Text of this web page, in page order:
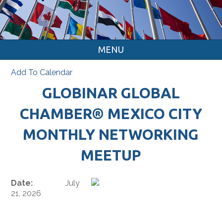
MENU
Add To Calendar
GLOBINAR GLOBAL
CHAMBER® MEXICO CITY
MONTHLY NETWORKING
MEETUP
Date:
July
21, 2026